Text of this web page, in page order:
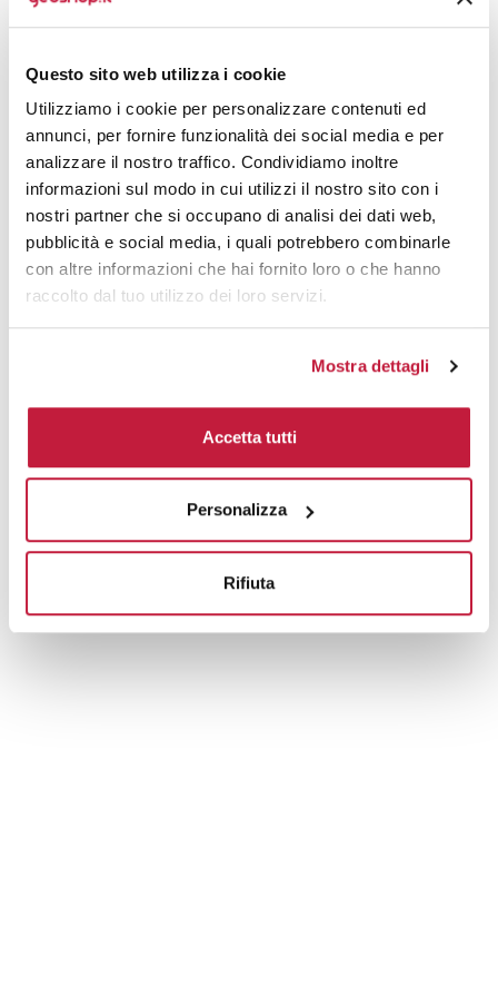
Questo sito web utilizza i cookie
Utilizziamo i cookie per personalizzare contenuti ed
annunci, per fornire funzionalità dei social media e per
analizzare il nostro traffico. Condividiamo inoltre
informazioni sul modo in cui utilizzi il nostro sito con i
nostri partner che si occupano di analisi dei dati web,
pubblicità e social media, i quali potrebbero combinarle
con altre informazioni che hai fornito loro o che hanno
raccolto dal tuo utilizzo dei loro servizi.
Mostra dettagli
Accetta tutti
Personalizza
Rifiuta
5000 € 3,95
10000 € 3,90 € 4,89
Tecniche di stampa
Area di personalizzazione
Domande e risposte
Prodotti alternativi